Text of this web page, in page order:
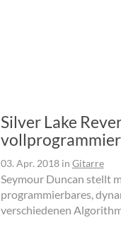
Silver Lake
03. Apr. 2018in Gitarre
Seymour Duncan stellt
programmierbares,
verschiedenen